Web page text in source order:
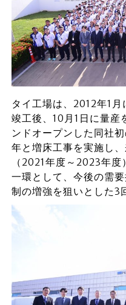
タイ工場は、2012年1
竣工後、10月1日に量産
ンドオープンした同社
年と増床工事を実施し
（2021年度～2023年
一環として、今後の需
制の増強を狙いとした3